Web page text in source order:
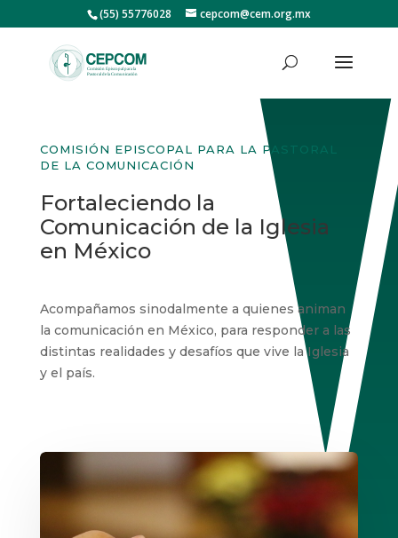
(55) 55776028 cepcom@cem.org.mx
COMISIÓN EPISCOPAL PARA LA PASTORAL
DE LA COMUNICACIÓN
Fortaleciendo la
Comunicación de la Iglesia
en México
Acompañamos sinodalmente a quienes animan
la comunicación en México, para responder a las
distintas realidades у desafíos que vive la Iglesia
y el país.